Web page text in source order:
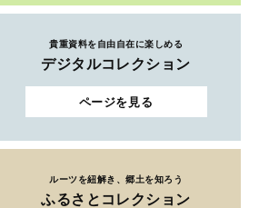
貴重資料を自由自在に楽しめる
デジタルコレクション
ページを見る
ルーツを紐解き、郷土を知ろう
ふるさとコレクション